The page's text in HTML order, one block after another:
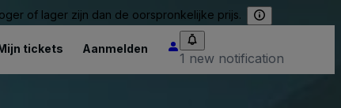
of lager zijn dan de oorspronkelijke prijs.
tickets Aanmelden
1 new notification